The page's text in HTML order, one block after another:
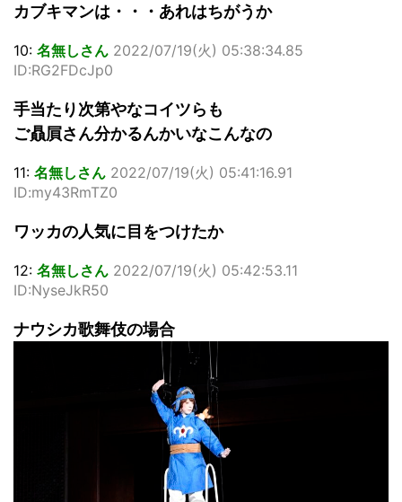
カブキマンは・・・あれはちがうか
10: 名無しさん 2022/07/19(火) 05:38:34.85
ID:RG2FDcJp0
手当たり次第やなコイツらも
ご贔屓さん分かるんかいなこんなの
11: 名無しさん 2022/07/19(火) 05:41:16.91
ID:my43RmTZ0
ワッカの人気に目をつけたか
12: 名無しさん 2022/07/19(火) 05:42:53.11
ID:NyseJkR50
ナウシカ歌舞伎の場合